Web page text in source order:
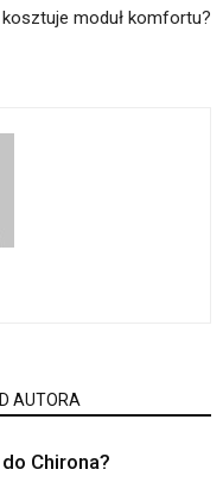
kosztuje moduł komfortu?
AUTORA
Chirona?